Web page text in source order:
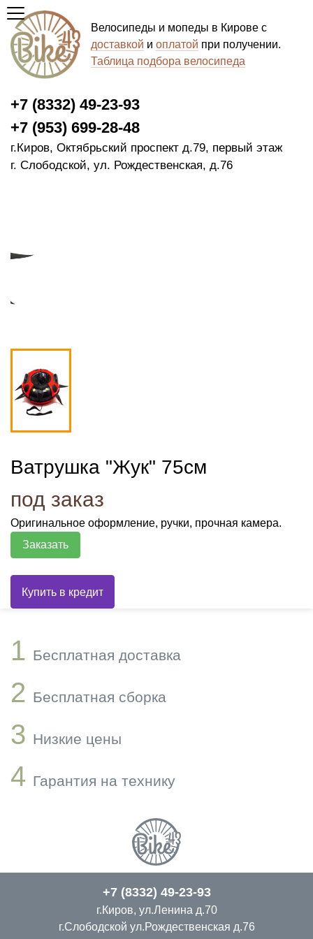
Велосипеды и мопеды в Кирове с
доставкой и оплатой при получении.
Таблица подбора велосипеда
+7 (8332) 49-23-93
+7 (953) 699-28-48
г.Киров, Октябрьский проспект д.79, первый этаж
г. Слободской, ул. Рождественская, д.76
Ватрушка "Жук" 75см
под заказ
Оригинальное оформление, ручки, прочная камера.
Заказать
1 Бесплатная доставка
2 Бесплатная сборка
3 Низкие цены
4 Гарантия на технику
+7 (8332) 49-23-93
г.Киров, ул.Ленина д.70
г.Слободской ул.Рождественская д.76